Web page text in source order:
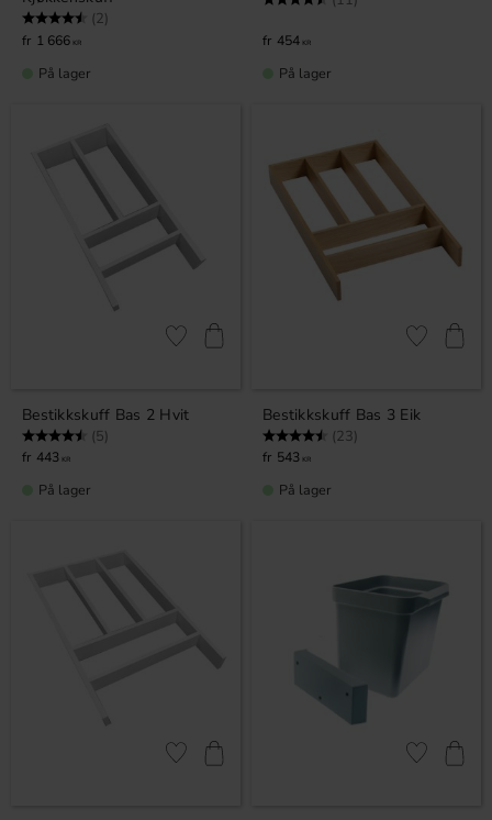
Karakter: (2)
1 666 KR
På lager
454 KR
På lager
Bestikkskuff Bas 2 Hvit
Karakter: (5)
443 KR
Lagre som favoritt
På lager
Bestikkskuff Bas 3 Eik
Karakter: (23)
543 KR
Lagre som
På lager
Lagre som favoritt Lagre som